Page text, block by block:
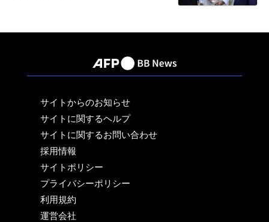
サイトからのお知らせ
サイトに関するヘルプ
サイトに関するお問い合わせ
採用情報
サイトポリシー
プライバシーポリシー
利用規約
運営会社